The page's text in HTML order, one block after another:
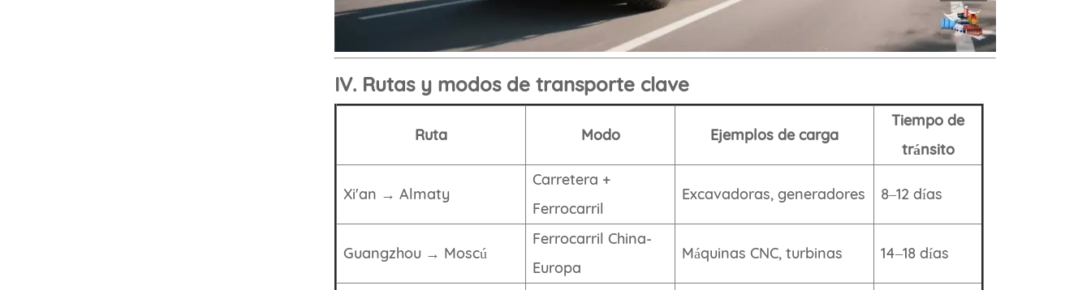
IV. Rutas y modos de transporte clave
Ruta Modo Ejemplos de carga
Tiempo de
tránsito
Xi'an → Almaty
Carretera +
Ferrocarril
Excavadoras, generadores 8–12 días
Guangzhou → Moscú
Ferrocarril China-
Europa
Máquinas CNC, turbinas 14–18 días